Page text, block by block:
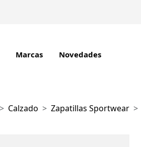
Marcas Novedades
Calzado Zapatillas Sportwear